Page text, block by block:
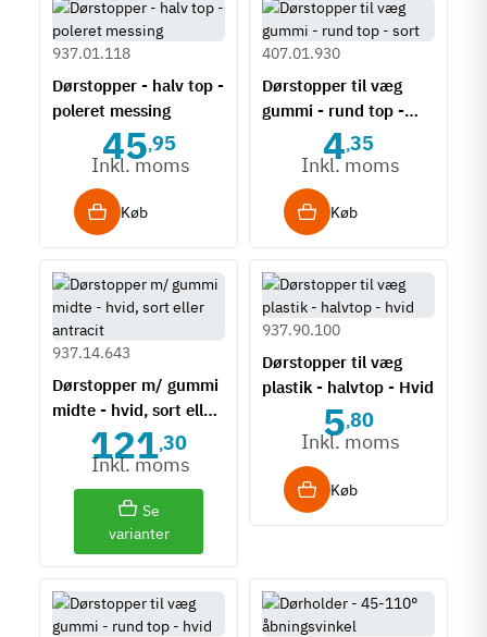
Dørstopper - halv top -
poleret messing
937.01.118
45,95
Inkl. moms
Køb
Dørstopper til væg
gummi - rund top -
407.01.930
4,35
Inkl. moms
Køb
Dørstopper m/ gummi
midte - hvid, sort eller
antracit
937.14.643
121,30
Inkl. moms
Se
varianter
Dørstopper til væg
plastik - halvtop - Hvid
937.90.100
5,80
Inkl. moms
Køb